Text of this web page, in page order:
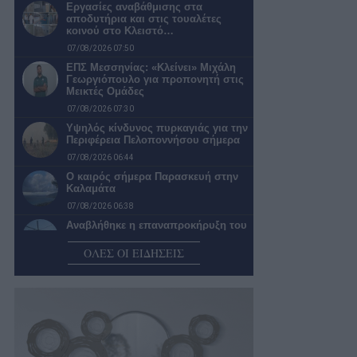
Εργασίες αναβάθμισης στα
αποδυτήρια και στις τουαλέτες
κοινού στο Κλειστό…
07/08/2026 07:50
ΕΠΣ Μεσσηνίας: «Κλείνει» Μιχάλη
Γεωργιόπουλο για προπονητή στις
Μεικτές Ομάδες
07/08/2026 07:30
Υψηλός κίνδυνος πυρκαγιάς για την
Περιφέρεια Πελοποννήσου σήμερα
07/08/2026 06:44
Ο καιρός σήμερα Παρασκευή στην
Καλαμάτα
07/08/2026 06:38
Αναβλήθηκε η επαναπροκήρυξη του
06/08/2026 23:10
Από τον Πόντιο Πιλάτο… στα
Η «Αντιγόνη» του Σοφοκλή
επιστρέφει για 2η χρονιά στην
Καλαμάτα
ΟΛΕΣ ΟΙ ΕΙΔΗΣΕΙΣ